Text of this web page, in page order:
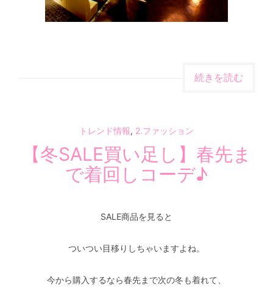
続きを読む
トレンド情報, 2.ファッション
【冬SALE買い足し】春先ま
で着回しコーデ♪
SALE商品を見ると
ついつい目移りしちゃいますよね。
今から購入するなら春先まで次の冬も着れて、